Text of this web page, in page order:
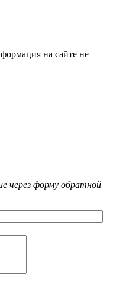
на сайте не
через форму обратной